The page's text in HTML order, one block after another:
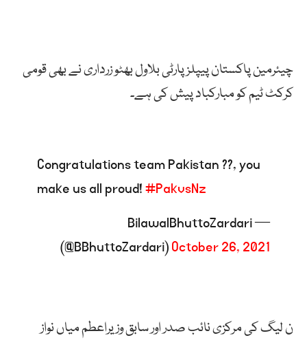
چیئرمین پاکستان پیپلزپارٹی بلاول بھٹو زرداری نے بھی قومی
کرکٹ ٹیم کو مبارکباد پیش کی ہے۔
Congratulations team Pakistan ??, you
make us all proud!#PakvsNz
— BilawalBhuttoZardari
(@BBhuttoZardari)October 26, 2021
ن لیگ کی مرکزی نائب صدر اور سابق وزیراعطم میاں نواز